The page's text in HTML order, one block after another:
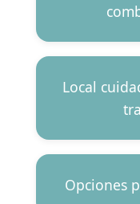
Local
Opciones